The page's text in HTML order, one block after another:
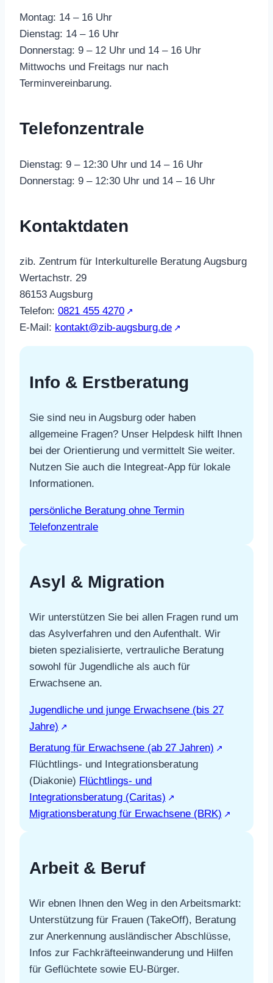
Montag: 14 – 16 Uhr
Dienstag: 14 – 16 Uhr
Donnerstag: 9 – 12 Uhr und 14 – 16 Uhr
Mittwochs und Freitags nur nach
Terminvereinbarung.
Telefonzentrale
Dienstag: 9 – 12:30 Uhr und 14 – 16 Uhr
Donnerstag: 9 – 12:30 Uhr und 14 – 16 Uhr
Kontaktdaten
zib. Zentrum für Interkulturelle Beratung Augsburg
Wertachstr. 29
86153 Augsburg
Telefon: 0821 455 4270
E-Mail: kontakt@zib-augsburg.de
Info & Erstberatung
Sie sind neu in Augsburg oder haben
allgemeine Fragen? Unser Helpdesk hilft Ihnen
bei der Orientierung und vermittelt Sie weiter.
Nutzen Sie auch die Integreat-App für lokale
Informationen.
persönliche Beratung ohne Termin
Telefonzentrale
Asyl & Migration
Wir unterstützen Sie bei allen Fragen rund um
das Asylverfahren und den Aufenthalt. Wir
bieten spezialisierte, vertrauliche Beratung
sowohl für Jugendliche als auch für
Erwachsene an.
Jugendliche und junge Erwachsene (bis 27
Jahre)
Beratung für Erwachsene (ab 27 Jahren)
Flüchtlings- und Integrationsberatung
(Diakonie) Flüchtlings- und
Integrationsberatung (Caritas)
Migrationsberatung für Erwachsene (BRK)
Arbeit & Beruf
Wir ebnen Ihnen den Weg in den Arbeitsmarkt:
Unterstützung für Frauen (TakeOff), Beratung
zur Anerkennung ausländischer Abschlüsse,
Infos zur Fachkräfteeinwanderung und Hilfen
für Geflüchtete sowie EU-Bürger.